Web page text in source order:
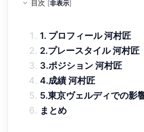
目次 [非表示]
1. プロフィール 河村匠
2.プレースタイル 河村匠
3.ポジション 河村匠
4.成績 河村匠
5.東京ヴェルディでの影
まとめ